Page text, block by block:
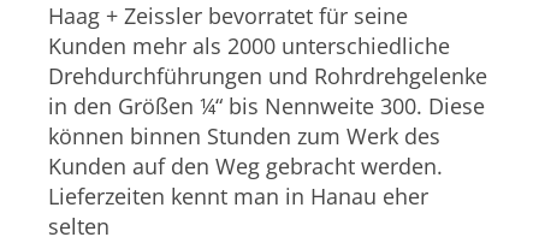
Haag + Zeissler bevorratet für seine
Kunden mehr als 2000 unterschiedliche
Drehdurchführungen und Rohrdrehgelenke
in den Größen ¼“ bis Nennweite 300. Diese
können binnen Stunden zum Werk des
Kunden auf den Weg gebracht werden.
Lieferzeiten kennt man in Hanau eher
selten